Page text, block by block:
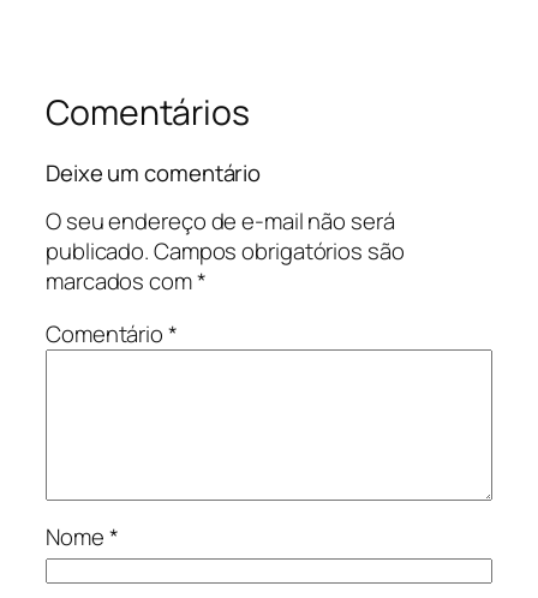
Comentários
Deixe um comentário
O seu endereço de e-mail não será
publicado.Campos obrigatórios são
marcados com*
Comentário*
Nome*